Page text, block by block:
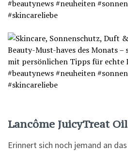
Lancôme JuicyTreat
Erinnert sich noch jemand an